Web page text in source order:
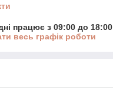
працює з 09:00 до 18:00
весь графік роботи